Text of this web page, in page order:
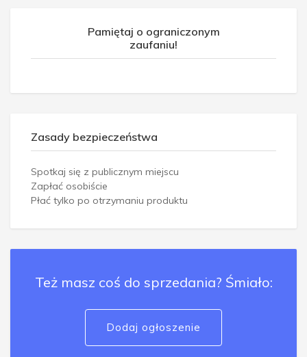
Pamiętaj o ograniczonym
zaufaniu!
Zasady bezpieczeństwa
Spotkaj się z publicznym miejscu
Zapłać osobiście
Płać tylko po otrzymaniu produktu
Też masz coś do sprzedania? Śmiało:
Dodaj ogłoszenie